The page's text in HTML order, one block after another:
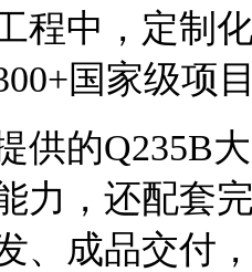
程中，定制
国家级项
的Q235B大
力，还配套
、成品交付